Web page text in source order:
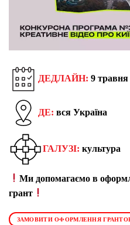
ДЕДЛАЙН: 9 травня
ДЕ: вся Україна
ГАЛУЗІ: культура
Ми допомагаємо в
грант
ЗАМОВИТИ ОФОРМЛЕННЯ